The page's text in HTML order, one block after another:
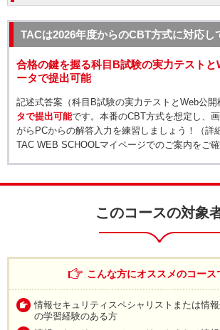
TACは2026年度からのCBT方式に対応し
合格の鍵を握る科目B試験の実力テスト
ータで提出可能
記述式答案（科目B試験の実力テストとWeb公開
タで提出可能です。本番のCBT方式を想定し、
がらPCからの解答入力を練習しましょう！（詳
TAC WEB SCHOOLマイページでのご案内をご確
このコースの対象
こんな方にオススメのコース
情報セキュリティスペシャリストまたは情
の学習経験のある方